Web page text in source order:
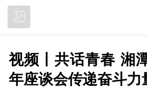
视频丨共话青春 湘
年座谈会传递奋斗力